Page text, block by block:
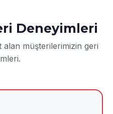
Deneyimleri
müşterilerimizin geri